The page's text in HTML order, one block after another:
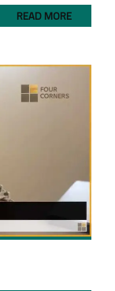
READ MORE